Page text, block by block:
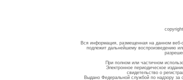
Вся информация, размещенная на данном веб-
подлежит дальнейшему воспроизведению
При полном или частичном
Электронное периодическое
свидетельство о
Выдано Федеральной службой по надзору за